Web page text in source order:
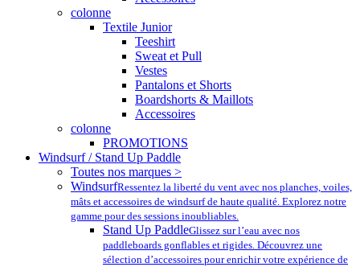
colonne
Textile Junior
Teeshirt
Sweat et Pull
Vestes
Pantalons et Shorts
Boardshorts & Maillots
Accessoires
colonne
PROMOTIONS
Windsurf / Stand Up Paddle
Toutes nos marques >
WindsurfRessentez la liberté du vent avec nos planches, voiles,
mâts et accessoires de windsurf de haute qualité. Explorez notre
gamme pour des sessions inoubliables.
Stand Up PaddleGlissez sur l’eau avec nos
paddleboards gonflables et rigides. Découvrez une
sélection d’accessoires pour enrichir votre expérience de